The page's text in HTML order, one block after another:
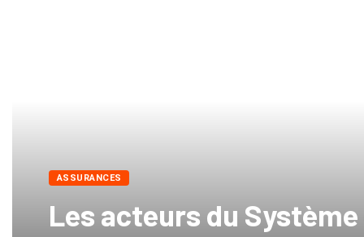
ASSURANCES
Les acteurs du Système